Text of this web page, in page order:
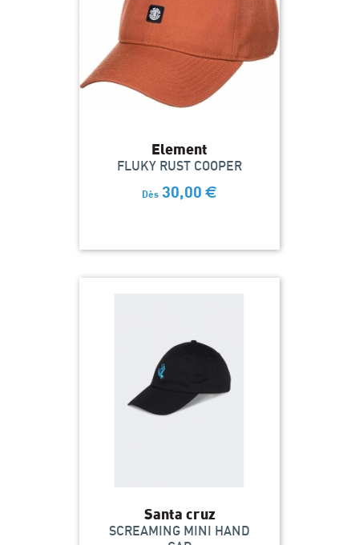
Element
FLUKY RUST COOPER
Dès 30,00 €
Santa cruz
SCREAMING MINI HAND